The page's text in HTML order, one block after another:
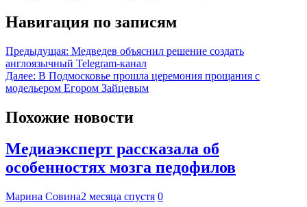
Навигация по записям
Предыдущая: Медведев объяснил решение создать
англоязычный Telegram-канал
Далее: В Подмосковье прошла церемония прощания с
модельером Егором Зайцевым
Похожие новости
Медиаэксперт рассказала об
особенностях мозга педофилов
Марина Совина2 месяца спустя 0